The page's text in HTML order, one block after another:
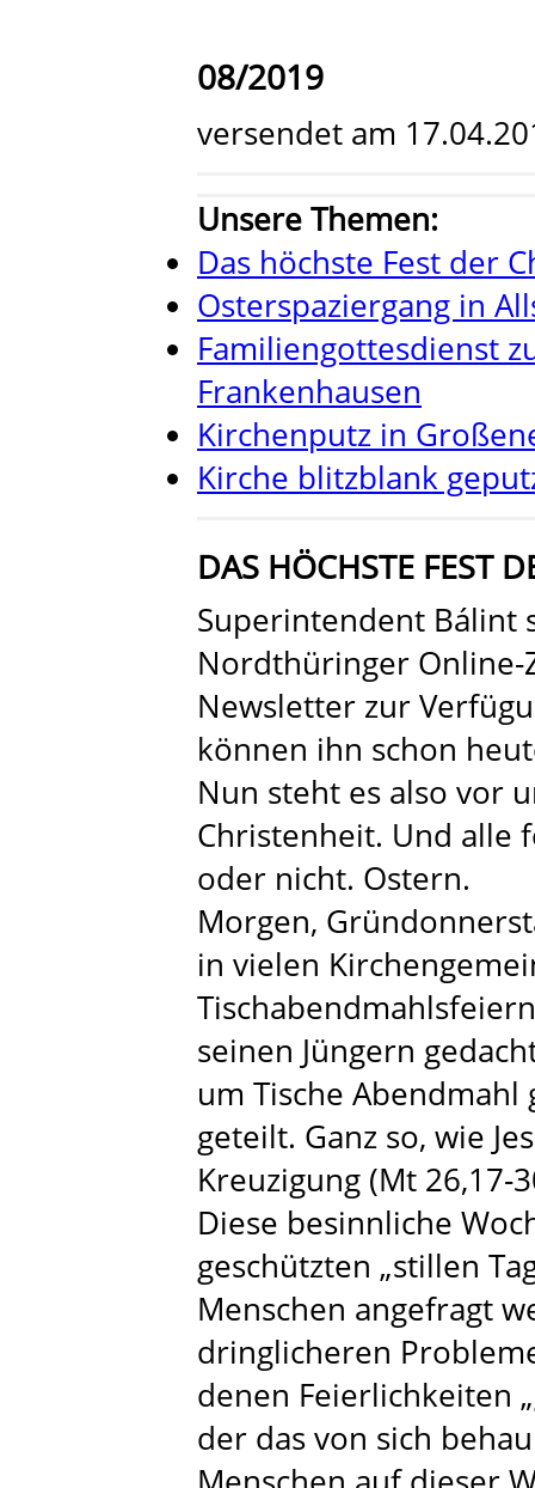
08/2019
versendet am
Unsere Themen:
Das höchste Fest der
Osterspaziergang in
Familiengottesdienst
Frankenhausen
Kirchenputz in
Kirche blitzblank
DAS HÖCHSTE FEST
Superintendent Bálint
Nordthüringer Online-
Newsletter zur
können ihn schon
Nun steht es also vor
Christenheit. Und alle
oder nicht. Ostern.
Morgen,
in vielen
seinen Jüngern
um Tische
geteilt. Ganz so, wie
Kreuzigung (Mt 26,17-
Diese besinnliche
geschützten „stillen
Menschen angefragt
dringlicheren
denen Feierlichkeiten
der das von sich